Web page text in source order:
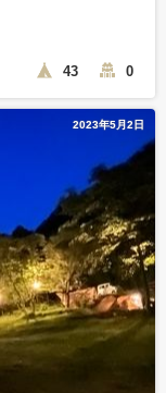
43 0
2023年5月2日